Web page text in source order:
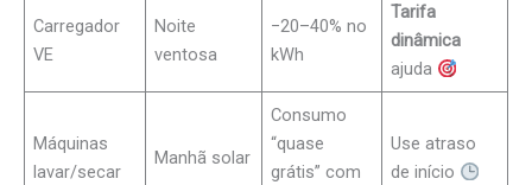
Carregador
VE
Noite
ventosa
−20–40% no
kWh
Tarifa
dinâmica
ajuda
Máquinas
lavar/secar
Manhã solar
Consumo
“quase
grátis” com
Use atraso
de início